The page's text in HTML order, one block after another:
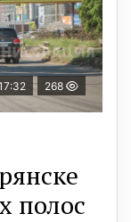
268
полос